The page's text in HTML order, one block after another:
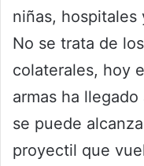
niñas,
No se trata de
colaterales, hoy
armas ha
se puede
proyectil que